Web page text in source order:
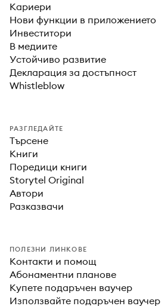
Кариери
Нови функции в приложението
Инвеститори
В медиите
Устойчиво развитие
Декларация за достъпност
Whistleblow
РАЗГЛЕДАЙТЕ
Търсене
Книги
Поредици книги
Storytel Original
Автори
Разказвачи
ПОЛЕЗНИ ЛИНКОВЕ
Контакти и помощ
Абонаментни планове
Купете подаръчен ваучер
Използвайте подаръчен ваучер